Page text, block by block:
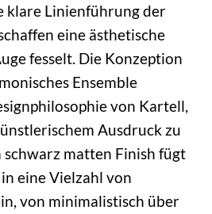
klare Linienführung der
eine ästhetische
fesselt. Die Konzeption
Ensemble
von Kartell,
Ausdruck zu
matten Finish fügt
eine Vielzahl von
von minimalistisch über